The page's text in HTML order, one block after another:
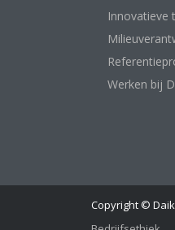
Innovatieve
Werken bij
Copyright ©